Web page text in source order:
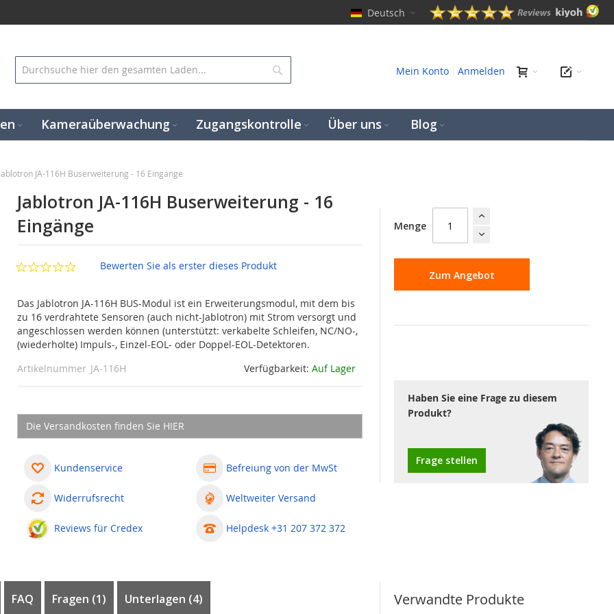
Deutsch
Mein Konto Anmelden
Kameraüberwachung Zugangskontrolle Über uns Blog
Jablotron JA-116H Buserweiterung - 16 Eingänge
Jablotron JA-116H Buserweiterung - 16
Eingänge
Bewerten Sie als erster dieses Produkt
Das Jablotron JA-116H BUS-Modul ist ein Erweiterungsmodul, mit dem bis
zu 16 verdrahtete Sensoren (auch nicht-Jablotron) mit Strom versorgt und
angeschlossen werden können (unterstützt: verkabelte Schleifen, NC/NO-,
(wiederholte) Impuls-, Einzel-EOL- oder Doppel-EOL-Detektoren.
Verfügbarkeit: Auf Lager
Artikelnummer JA-116H
Die Versandkosten finden Sie HIER
Kundenservice
Widerrufsrecht
Reviews für Credex
Befreiung von der MwSt
Weltweiter Versand
Helpdesk +31 207 372 372
Menge
Zum Angebot
Haben Sie eine Frage zu diesem
Produkt?
Frage stellen
FAQ Fragen 1 Unterlagen (4) Verwandte Produkte